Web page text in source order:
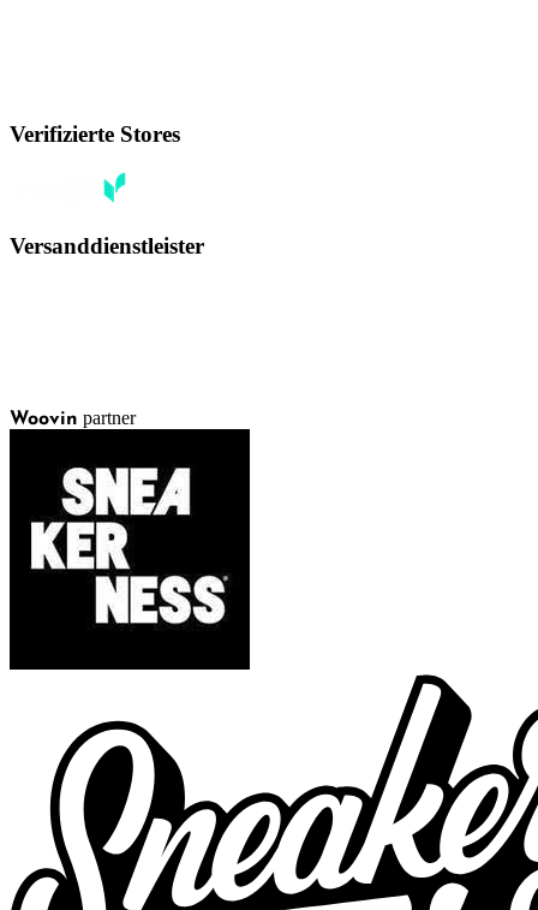
Verifizierte Stores
Versanddienstleister
Woovin partner